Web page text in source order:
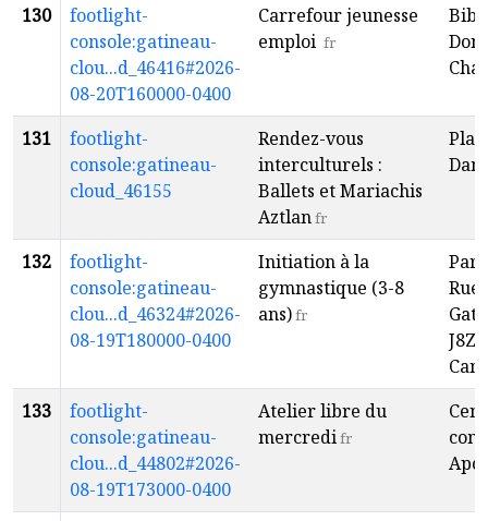
130
footlight-
console:gatineau-
clou...d_46416#2026-
08-20T160000-0400
Carrefour jeunesse
emploi fr
131
footlight-
console:gatineau-
cloud_46155
Rendez-vous
interculturels :
Ballets et Mariachis
Aztlanfr
132
footlight-
console:gatineau-
clou...d_46324#2026-
08-19T180000-0400
Initiation à la
gymnastique (3-8
ans)fr
Rue
J8Z
133
footlight-
console:gatineau-
clou...d_44802#2026-
08-19T173000-0400
Atelier libre du
mercredifr